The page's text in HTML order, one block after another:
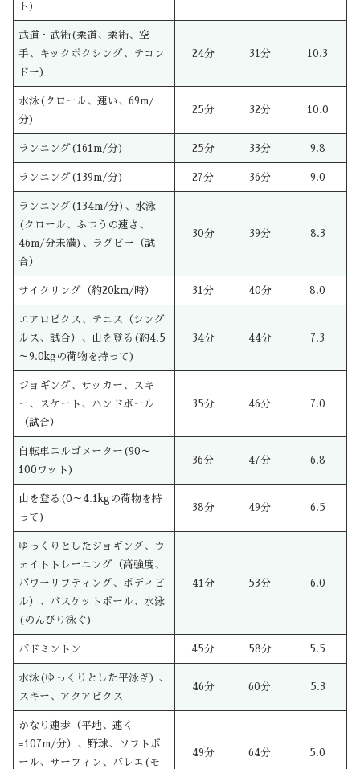
ト)
武道・武術(柔道、柔術、空
手、キックボクシング、テコン
ドー)
24分 31分 10.3
水泳(クロール、速い、69m/
分)
25分 32分 10.0
ランニング(161m/分) 25分 33分 9.8
ランニング(139m/分) 27分 36分 9.0
ランニング(134m/分)、水泳
(クロール、ふつうの速さ、
46m/分未満)、ラグビー（試
合）
30分 39分 8.3
サイクリング（約20km/時） 31分 40分 8.0
エアロビクス、テニス（シング
ルス、試合）、山を登る(約4.5
～9.0kgの荷物を持って)
34分 44分 7.3
ジョギング、サッカー、スキ
ー、スケート、ハンドボール
（試合）
35分 46分 7.0
自転車エルゴメーター(90～
100ワット)
36分 47分 6.8
山を登る(0～4.1kgの荷物を持
って)
38分 49分 6.5
ゆっくりとしたジョギング、ウ
ェイトトレーニング（高強度、
パワーリフティング、ボディビ
ル）、バスケットボール、水泳
(のんびり泳ぐ)
41分 53分 6.0
バドミントン 45分 58分 5.5
水泳(ゆっくりとした平泳ぎ) 、
スキー、アクアビクス
46分 60分 5.3
かなり速歩（平地、速く
=107m/分）、野球、ソフトボ
ール、サーフィン、バレエ(モ
49分 64分 5.0